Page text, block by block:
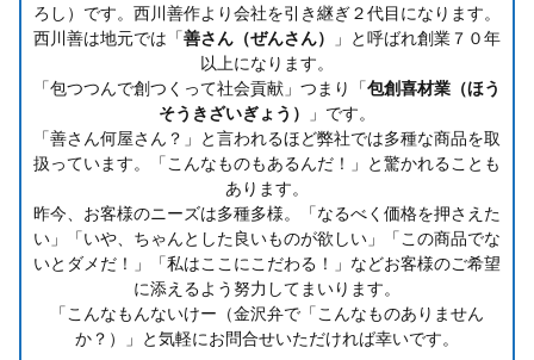
ろし）です。西川善作より会社を引き継ぎ２代目になります。
西川善は地元では「善さん（ぜんさん）
」と呼ばれ創業７０年
以上になります。
「包つつんで創つくって社会貢献」つまり「包創喜材業（ほう
そうきざいぎょう）
」です。
「善さん何屋さん？」と言われるほど弊社では多種な商品を取
扱っています。「こんなものもあるんだ！」と驚かれることも
あります。
昨今、お客様のニーズは多種多様。「なるべく価格を押さえた
い」「いや、ちゃんとした良いものが欲しい」「この商品でな
いとダメだ！」「私はここにこだわる！」などお客様のご希望
に添えるよう努力してまいります。
「こんなもんないけー（金沢弁で「こんなものありません
か？）」と気軽にお問合せいただければ幸いです。